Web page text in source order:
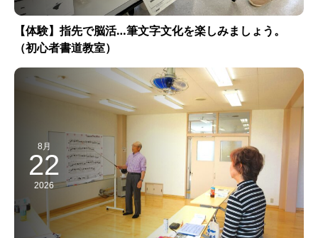
【体験】指先で脳活…筆文字文化を楽しみましょう。
（初心者書道教室）
8月
22
2026